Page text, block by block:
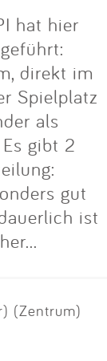
hat hier
direkt im
Spielplatz
als
gibt 2
gut
ist
(Zentrum)